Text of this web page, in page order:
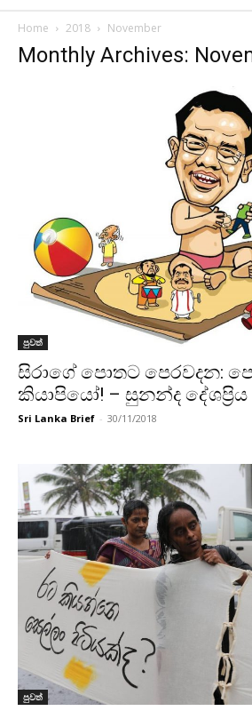
Home 2018 November
Monthly Archives:
පුවත්
සිරාගේ පොතට පෙරවදන:
කියාපියෝ! – සුනන්ද දේශප්‍රිය
Sri Lanka Brief - 30/11/2018
පුවත්